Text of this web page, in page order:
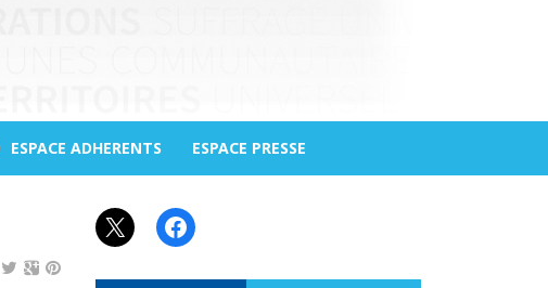
ESPACE ADHERENTS ESPACE PRESSE
X Facebook